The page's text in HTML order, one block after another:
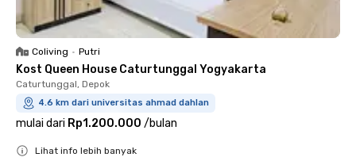
Coliving • Putri
Kost Queen House Caturtunggal Yogyakarta
Caturtunggal, Depok
4.6 km dari universitas ahmad dahlan
mulai dari Rp1.200.000 /bulan
Lihat info lebih banyak